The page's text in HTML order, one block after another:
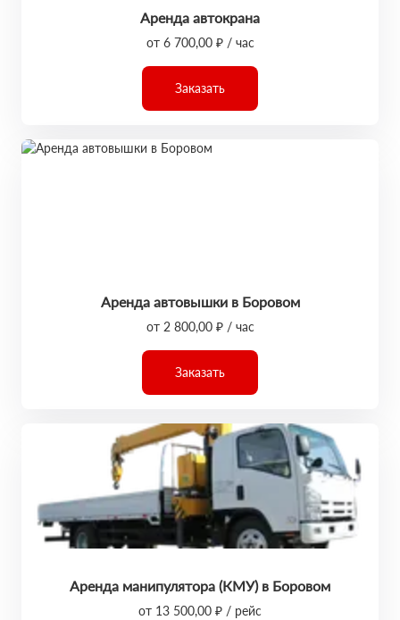
Аренда автокрана
от 6 700,00 ₽ / час
Заказать
Аренда автовышки в Боровом
от 2 800,00 ₽ / час
Заказать
Аренда манипулятора (КМУ) в Боровом
от 13 500,00 ₽ / рейс